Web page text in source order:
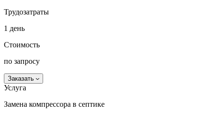
Трудозатраты
1 день
Стоимость
по запросу
Заказать
Услуга
Замена компрессора в септике